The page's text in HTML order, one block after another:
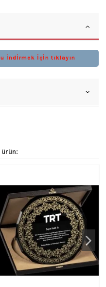
İndİrmek İçİn tıklayın
ürün: